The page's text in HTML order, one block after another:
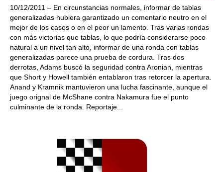
10/12/2011 – En circunstancias normales, informar de tablas
generalizadas hubiera garantizado un comentario neutro en el
mejor de los casos o en el peor un lamento. Tras varias rondas
con más victorias que tablas, lo que podría considerarse poco
natural a un nivel tan alto, informar de una ronda con tablas
generalizadas parece una prueba de cordura. Tras dos
derrotas, Adams buscó la seguridad contra Aronian, mientras
que Short y Howell también entablaron tras retorcer la apertura.
Anand y Kramnik mantuvieron una lucha fascinante, aunque el
juego orignal de McShane contra Nakamura fue el punto
culminante de la ronda. Reportaje...